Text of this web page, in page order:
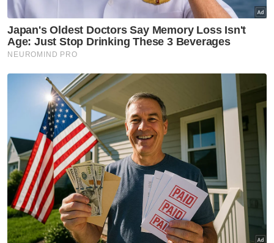
"Selain itu, PDRM juga bekerjasama dengan
agensi penguatkuasaan lain untuk terus
memantau situasi supaya selamat untuk
perayaan," katanya.
Razarudin berkata, PDRM juga akan
menjalankan pemantauan ke atas kenderaan
perdagangan agar mematuhi waktu larangan
berada di lebuh raya dan jalan raya bagi
memastikan kelancaran lalu lintas.
Jelasnya, Jabatan Siasatan dan
Penguatkuasaan Trafik juga akan
menggunakan pendekatan berteraskan